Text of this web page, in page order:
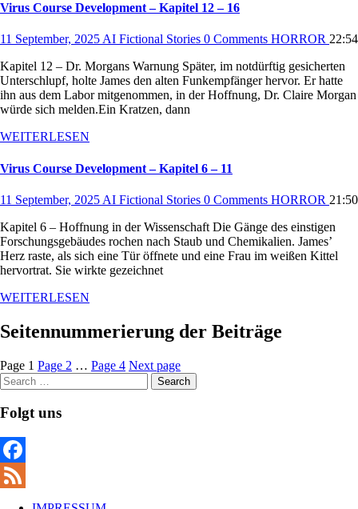
Virus Course Development – Kapitel 12 – 16
11 September, 2025 AI Fictional Stories 0 Comments HORROR 22:54
Kapitel 12 – Dr. Morgans Warnung Später, im notdürftig gesicherten
Unterschlupf, holte James den alten Funkempfänger hervor. Er hatte
ihn aus dem Labor mitgenommen, in der Hoffnung, Dr. Claire Morgan
würde sich melden.Ein Kratzen, dann
WEITERLESEN
Virus Course Development – Kapitel 6 – 11
11 September, 2025 AI Fictional Stories 0 Comments HORROR 21:50
Kapitel 6 – Hoffnung in der Wissenschaft Die Gänge des einstigen
Forschungsgebäudes rochen nach Staub und Chemikalien. James’
Herz raste, als sich eine Tür öffnete und eine Frau im weißen Kittel
hervortrat. Sie wirkte gezeichnet
WEITERLESEN
Seitennummerierung der Beiträge
Page 1 Page 2 … Page 4 Next page
Search
Folgt uns
Facebook